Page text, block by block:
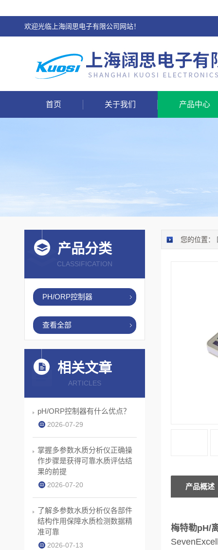
欢迎光临上海阔思电子有限公司网站！
首页 关于我们 产品中心
您的位置：
产品概述
梅特勒pH/
产品分类
CLASSIFICATION
PH/ORP控制器
查看全部
相关文章
ARTICLES
pH/ORP控制器有什么优点？
2026-07-29
掌握多参数水质分析仪正确操
作步骤是获得可靠水质评估结
果的前提
2026-07-20
了解多参数水质分析仪各部件
结构作用保障水质检测数据精
准可靠
2026-07-13